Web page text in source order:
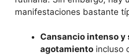
manifestaciones bastante
Cansancio intenso y
agotamiento incluso